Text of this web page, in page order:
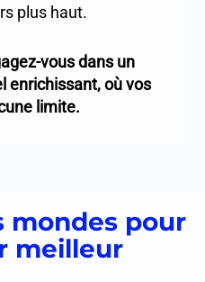
plus haut.
vous dans un
enrichissant, où vos
limite.
mondes pour
meilleur